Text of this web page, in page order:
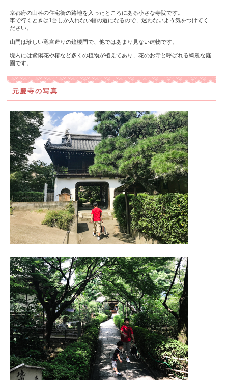
京都府の山科の住宅街の路地を入ったところにある小さな寺院です。
車で行くときは1台しか入れない幅の道になるので、迷わないよう気をつけてく
ださい。
山門は珍しい竜宮造りの鐘楼門で、他ではあまり見ない建物です。
境内には紫陽花や椿など多くの植物が植えてあり、花のお寺と呼ばれる綺麗な庭
園です。
元慶寺の写真